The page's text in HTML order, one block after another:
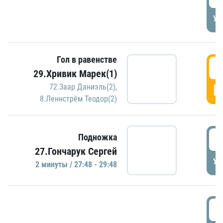
Гол в равенстве
29.Хривик Марек(1)
72.Заар Даниэль(2),
8.Леннстрём Теодор(2)
Подножка
27.Гончарук Сергей
2 минуты / 27:48 - 29:48